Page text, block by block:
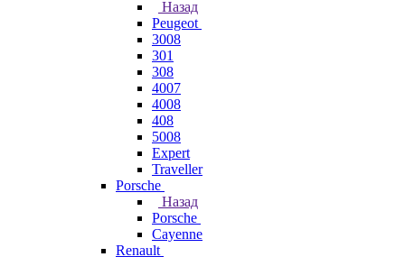
Назад
Peugeot
3008
301
308
4007
4008
408
5008
Expert
Traveller
Porsche
Назад
Porsche
Cayenne
Renault